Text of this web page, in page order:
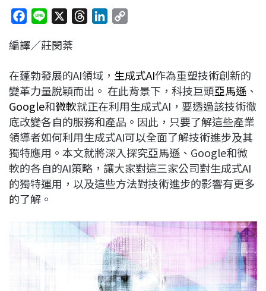
c
b
o
o
k
n
a
d
s
e
d
I
n
L
i
n
k
編譯／莊閔棻
在蓬勃發展的AI領域， 生成式AI作為重塑技術創新的
變革力量脫穎而出。 在此背景下，科技巨頭亞馬遜 、
Google和微軟就正在利用生成式AI，要透過該技術徹
底改變各自的服務和產品。因此，只要了解這些產業
領導者如何利用生成式AI可以全面了解技術進步及其
獨特應用。本文就將深入探究亞馬遜、Google和微
軟的各自的AI策略，讓大家對這三家公司對生成式AI
的獨特運用，以及這些方法對技術進步的影響有更多
的了解。